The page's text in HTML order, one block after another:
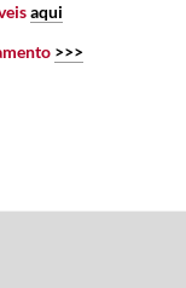
aqui
>>>